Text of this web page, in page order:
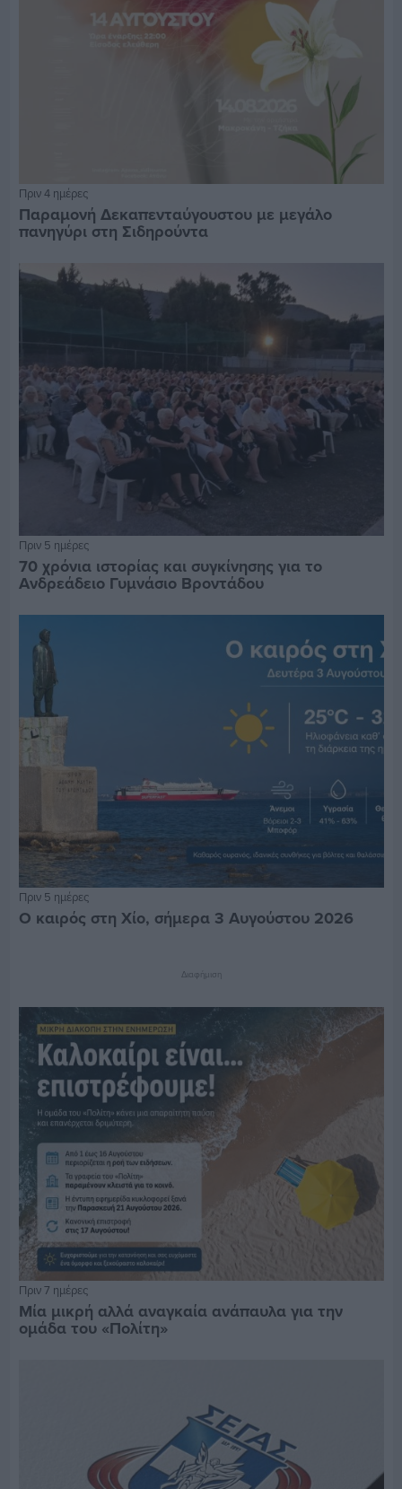
Πριν 4 ημέρες
Παραμονή Δεκαπενταύγουστου με μεγάλο
πανηγύρι στη Σιδηρούντα
Πριν 5 ημέρες
70 χρόνια ιστορίας και συγκίνησης για το
Ανδρεάδειο Γυμνάσιο Βροντάδου
Πριν 5 ημέρες
Ο καιρός στη Χίο, σήμερα 3 Αυγούστου 2026
Διαφήμιση
Πριν 7 ημέρες
Μία μικρή αλλά αναγκαία ανάπαυλα για την
ομάδα του «Πολίτη»